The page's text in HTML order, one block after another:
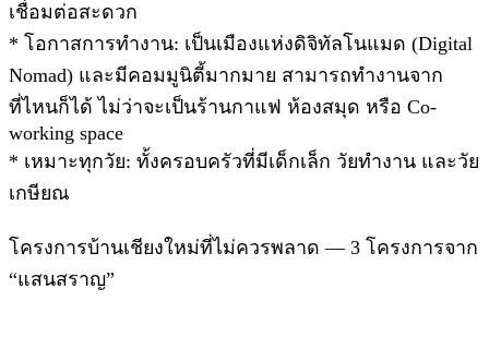
เชื่อมต่อสะดวก
* โอกาสการทำงาน: เป็นเมืองแห่งดิจิทัลโนแมด (Digital
Nomad) และมีคอมมูนิตี้มากมาย สามารถทำงานจาก
ที่ไหนก็ได้ ไม่ว่าจะเป็นร้านกาแฟ ห้องสมุด หรือ Co-
working space
* เหมาะทุกวัย: ทั้งครอบครัวที่มีเด็กเล็ก วัยทำงาน และวัย
เกษียณ
โครงการบ้านเชียงใหม่ที่ไม่ควรพลาด — 3 โครงการจาก
“แสนสราญ”